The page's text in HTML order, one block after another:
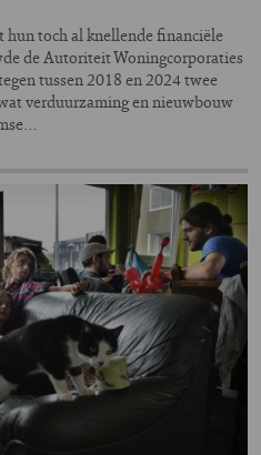
toch al knellende financiële
de Autoriteit Woningcorporaties
tussen 2018 en 2024 twee
verduurzaming en nieuwbouw